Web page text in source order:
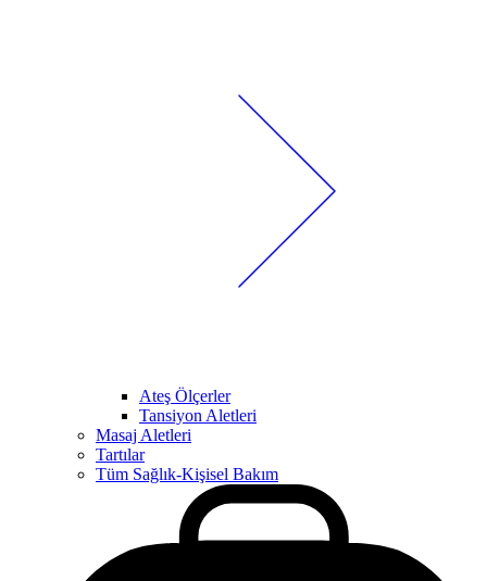
Ateş Ölçerler
Tansiyon Aletleri
Masaj Aletleri
Tartılar
Tüm Sağlık-Kişisel Bakım